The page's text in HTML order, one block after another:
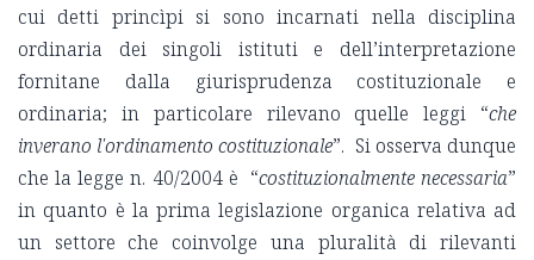
cui detti princìpi si sono incarnati nella disciplina
ordinaria dei singoli istituti e dell’interpretazione
fornitane dalla giurisprudenza costituzionale e
ordinaria; in particolare rilevano quelle leggi “che
inverano l'ordinamento costituzionale”. Si osserva dunque
che la legge n. 40/2004 è “costituzionalmente necessaria”
in quanto è la prima legislazione organica relativa ad
un settore che coinvolge una pluralità di rilevanti